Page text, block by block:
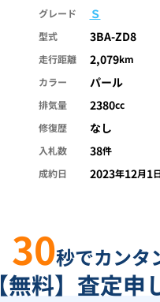
グレード
Ｓ
型式 3BA-ZD8
走行距離 2,079km
カラー
パール
排気量 2380cc
修復歴
なし
入札数 38件
成約日
2023年12月1
30秒でカンタ
【無料】査定申